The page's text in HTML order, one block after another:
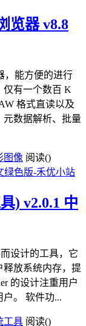
览器 v8.8
，能方便的进行
仅有一个数百 K
格式直读以及
元数据解析、批量
图像 阅读()
) v2.0.1 中
设计的工具，它
放系统内存，提
的设计注重用户
。 软件功...
工具 阅读()